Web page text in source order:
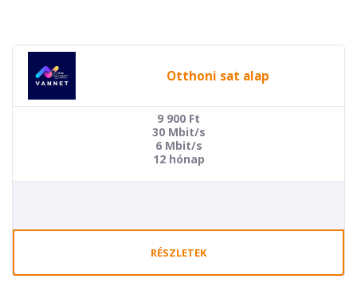
Otthoni sat alap
9 900 Ft
30 Mbit/s
6 Mbit/s
12 hónap
RÉSZLETEK